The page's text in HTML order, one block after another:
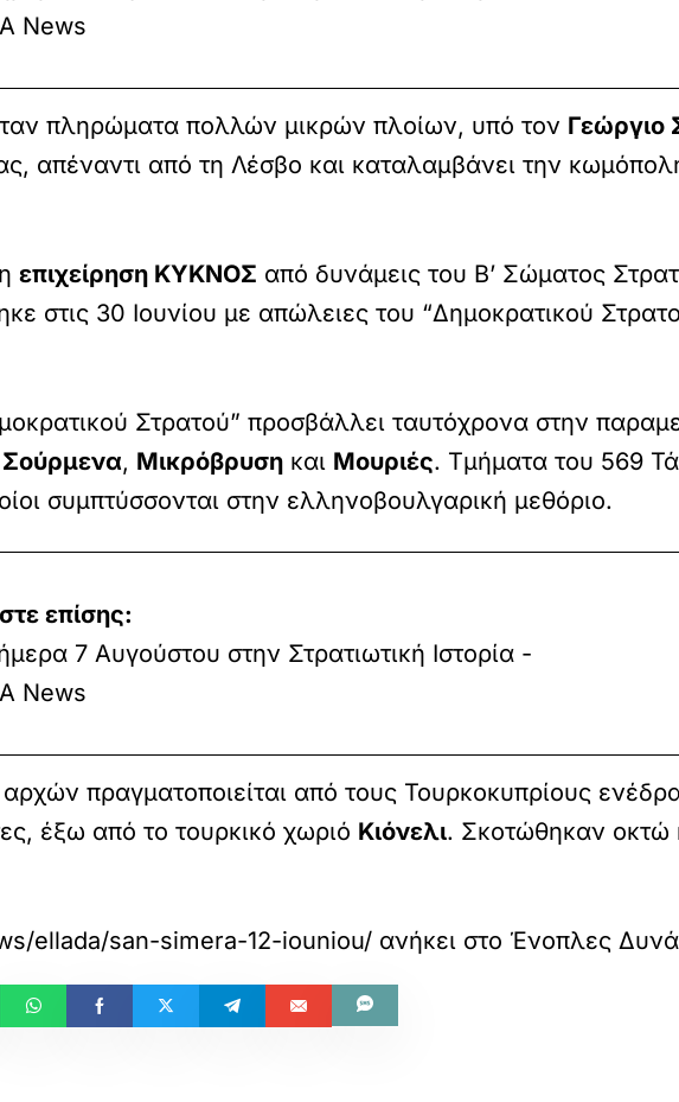
News
πληρώματα πολλών μικρών πλοίων, υπό τον Γεώργιο
απέναντι από τη Λέσβο και καταλαμβάνει την
επιχείρηση ΚΥΚΝΟΣ από δυνάμεις του Β’ Σώματος
στις 30 Ιουνίου με απώλειες του “Δημοκρατικού
Στρατού” προσβάλλει ταυτόχρονα στην
, Μικρόβρυση και Μουριές. Τμήματα του 569
συμπτύσσονται στην ελληνοβουλγαρική μεθόριο.
επίσης:
7 Αυγούστου στην Στρατιωτική Ιστορία -
News
πραγματοποιείται από τους Τουρκοκυπρίους
έξω από το τουρκικό χωριό Κιόνελι. Σκοτώθηκαν οκτώ
ellada/san-simera-12-iouniou/ ανήκει στο Ένοπλες